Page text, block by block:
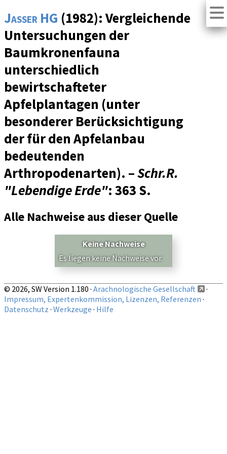
Jasser HG (1982): Vergleichende
Untersuchungen der
Baumkronenfauna
unterschiedlich
bewirtschafteter
Apfelplantagen (unter
besonderer Berücksichtigung
der für den Apfelanbau
bedeutenden
Arthropodenarten). –Schr.R.
"Lebendige Erde": 363 S.
Alle Nachweise aus dieser Quelle
Keine Nachweise
Es liegen keine Nachweise vor.
© 2026, SW Version 1.180 · Arachnologische Gesellschaft
·
Impressum, Expertenkommission, Lizenzen, Referenzen ·
Datenschutz · Werkzeuge · Hilfe